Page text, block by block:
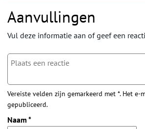
Aanvullingen
Vul deze informatie aan of geef een
Vereiste velden zijn gemarkeerd met *. Het
gepubliceerd.
Naam *